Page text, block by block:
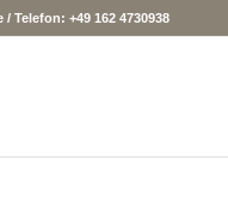
Telefon: +49 162 4730938